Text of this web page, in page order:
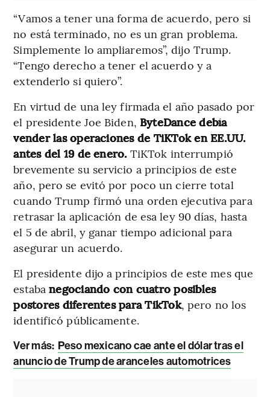
“Vamos a tener una forma de acuerdo, pero si
no está terminado, no es un gran problema.
Simplemente lo ampliaremos”, dijo Trump.
“Tengo derecho a tener el acuerdo y a
extenderlo si quiero”.
En virtud de una ley firmada el año pasado por
el presidente Joe Biden, ByteDance debía
vender las operaciones de TiKTok en EE.UU.
antes del 19 de enero. TiKTok interrumpió
brevemente su servicio a principios de este
año, pero se evitó por poco un cierre total
cuando Trump firmó una orden ejecutiva para
retrasar la aplicación de esa ley 90 días, hasta
el 5 de abril, y ganar tiempo adicional para
asegurar un acuerdo.
El presidente dijo a principios de este mes que
estabanegociando con cuatro posibles
postores diferentes para TikTok, pero no los
identificó públicamente.
Ver más: Peso mexicano cae ante el dólar tras el
anuncio de Trump de aranceles automotrices